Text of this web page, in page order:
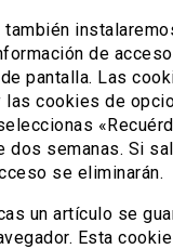
también
de
pantalla. Las
las cookies de
dos semanas. Si
se eliminarán.
un artículo se
Esta